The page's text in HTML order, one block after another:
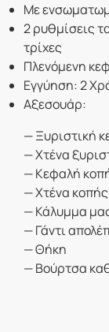
Με
2 ρυθμίσεις
τρίχες
Πλενόμενη
Εγγύηση: 2
Αξεσουάρ:
— Ξυριστική
— Χτένα
— Κεφαλή
— Χτένα κοπής
— Κάλυμμα
— Γάντι
— Θήκη
— Βούρτσα